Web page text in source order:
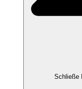
Schließe